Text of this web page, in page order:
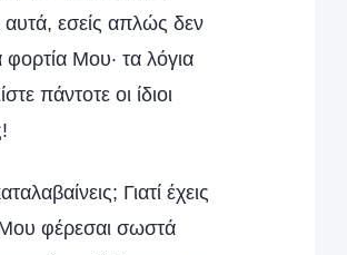
εσείς απλώς δεν
Μου· τα λόγια
πάντοτε οι ίδιοι
Γιατί έχεις
Μου φέρεσαι σωστά